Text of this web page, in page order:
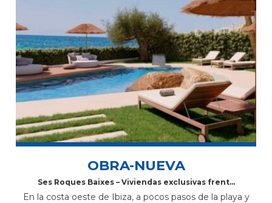
OBRA-NUEVA
Ses Roques Baixes – Viviendas exclusivas frente
En la costa oeste de Ibiza, a pocos pasos de la playa y